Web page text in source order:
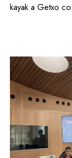
kayak a Getxo